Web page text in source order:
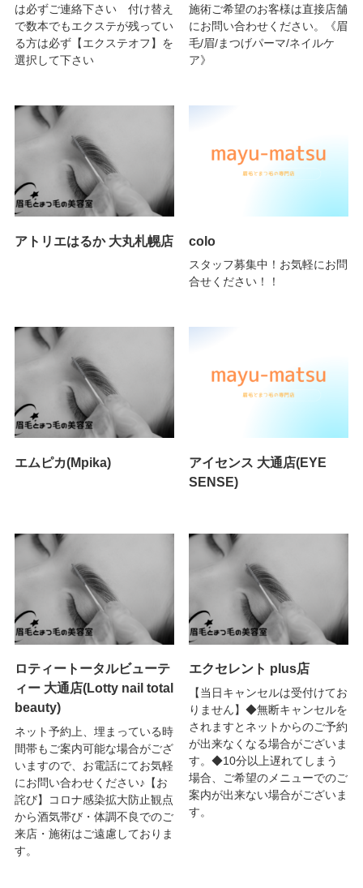
は必ずご連絡下さい 付け替え
で数本でもエクステが残ってい
る方は必ず【エクステオフ】を
選択して下さい
施術ご希望のお客様は直接店舗
にお問い合わせください。《眉
毛/眉/まつげパーマ/ネイルケ
ア》
アトリエはるか 大丸札幌店 colo
スタッフ募集中！お気軽にお問
合せください！！
エムピカ(Mpika)
アイセンス 大通店(EYE
SENSE)
ロティートータルビューテ
ィー 大通店(Lotty nail total
beauty)
ネット予約上、埋まっている時
間帯もご案内可能な場合がござ
いますので、お電話にてお気軽
にお問い合わせください♪【お
詫び】コロナ感染拡大防止観点
から酒気帯び・体調不良でのご
来店・施術はご遠慮しておりま
す。
エクセレント plus店
【当日キャンセルは受付けてお
りません】◆無断キャンセルを
されますとネットからのご予約
が出来なくなる場合がございま
す。◆10分以上遅れてしまう
場合、ご希望のメニューでのご
案内が出来ない場合がございま
す。